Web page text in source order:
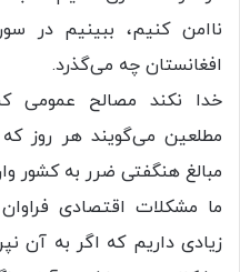
ناامن کنیم، ببینیم در
افغانستان چه می‌گذرد.
خدا نکند مصالح عمومی
مطلعین می‌گویند هر روز
مبالغ هنگفتی ضرر به کشور
ما مشکلات اقتصادی
زیادی داریم که اگر به آن